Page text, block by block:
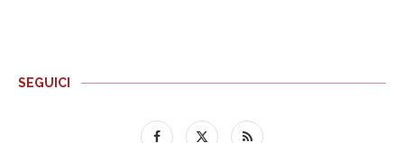
SEGUICI